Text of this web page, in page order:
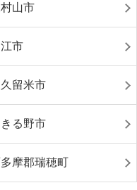
山市
市
留米市
る野市
摩郡瑞穂町